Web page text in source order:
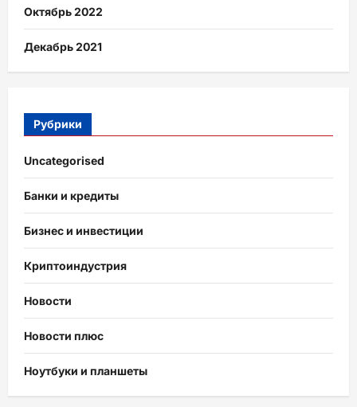
Октябрь 2022
Декабрь 2021
Рубрики
Uncategorised
Банки и кредиты
Бизнес и инвестиции
Криптоиндустрия
Новости
Новости плюс
Ноутбуки и планшеты